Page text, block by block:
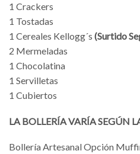
1 Crackers
1 Tostadas
1 Cereales Kellogg´s (Surtido
2 Mermeladas
1 Chocolatina
1 Servilletas
1 Cubiertos
LA BOLLERÍA VARÍA SEGÚN
Bollería Artesanal Opción